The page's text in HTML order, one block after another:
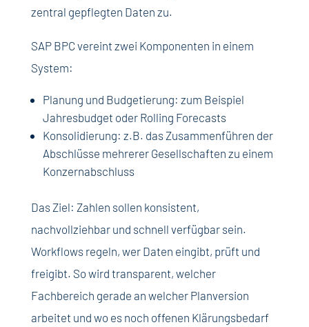
zentral gepflegten Daten zu.
SAP BPC vereint zwei Komponenten in einem
System:
Planung und Budgetierung: zum Beispiel
Jahresbudget oder Rolling Forecasts
Konsolidierung: z.B. das Zusammenführen der
Abschlüsse mehrerer Gesellschaften zu einem
Konzernabschluss
Das Ziel: Zahlen sollen konsistent,
nachvollziehbar und schnell verfügbar sein.
Workflows regeln, wer Daten eingibt, prüft und
freigibt. So wird transparent, welcher
Fachbereich gerade an welcher Planversion
arbeitet und wo es noch offenen Klärungsbedarf